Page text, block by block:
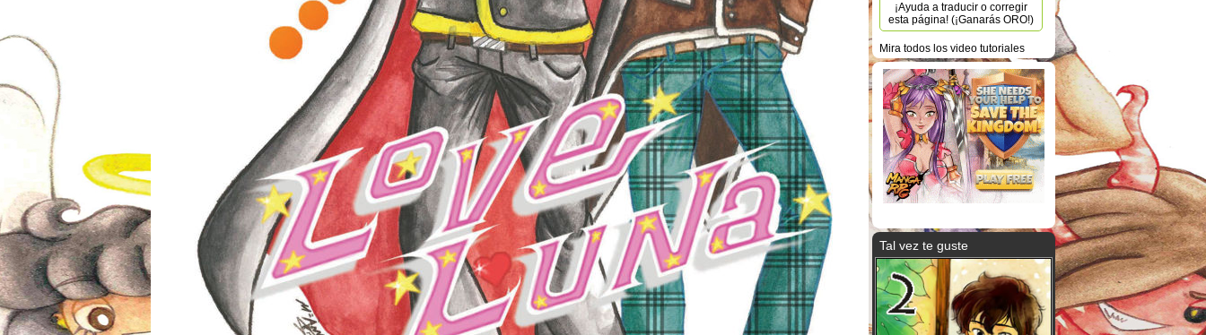
¡Ayuda a traducir o corregir
esta página! (¡Ganarás ORO!)
Mira todos los video tutoriales
Tal vez te guste